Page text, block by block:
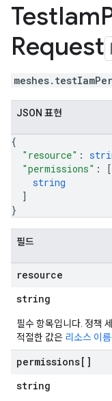
TestIam
Request
JSON 표현
{
"resource" :
"permissions" :
[
string
]
}
필드
resource
string
필수 항목입니다. 정책
적절한 값은 리소스 이름
permissions[]
string